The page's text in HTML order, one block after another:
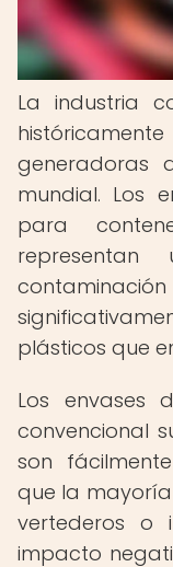
La industria
generadoras
mundial. Los
para
plásticos que
Los envases
convencional
son
que la
vertederos o
impacto